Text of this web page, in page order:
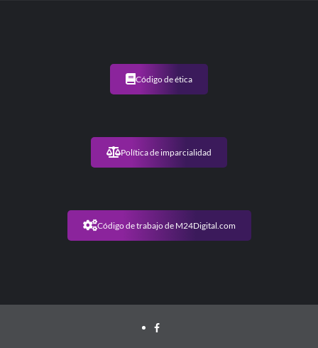
Código de ética
Política de imparcialidad
Código de trabajo de M24Digital.com